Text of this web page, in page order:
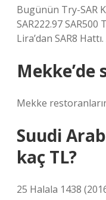
Bugünün Try-SAR
SAR222.97 SAR500
Lira’dan SAR8
Mekke’de
Mekke
Suudi
kaç TL?
25 Halala 1438